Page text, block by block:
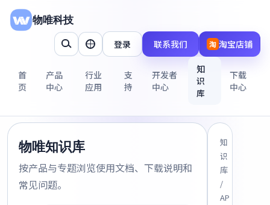
物唯科技
首
页
产品
中心
行业
应用
支
持
开发者
中心
知
识
库
下载
中心
登录 联系我们 淘 淘宝店铺
物唯知识库
按产品与专题浏览使用文档、下载说明和
常见问题。
知
识
库
/
AP